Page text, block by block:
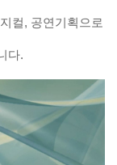
컬, 공연기획으로
다.